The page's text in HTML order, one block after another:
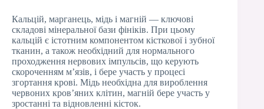
Кальцій, марганець, мідь і магній — ключові
складові мінеральної бази фініків. При цьому
кальцій є істотним компонентом кісткової і зубної
тканин, а також необхідний для нормального
проходження нервових імпульсів, що керують
скороченням м’язів, і бере участь у процесі
згортання крові. Мідь необхідна для вироблення
червоних кров’яних клітин, магній бере участь у
зростанні та відновленні кісток.